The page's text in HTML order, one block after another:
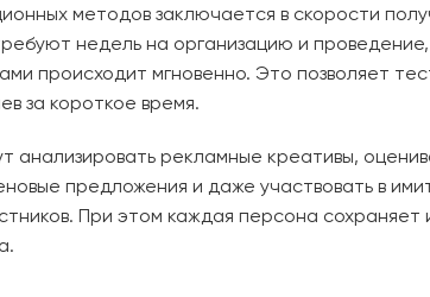
методов заключается в скорости
недель на организацию и
происходит мгновенно. Это позволяет
за короткое время.
анализировать рекламные креативы,
предложения и даже участвовать в
При этом каждая персона сохраняет